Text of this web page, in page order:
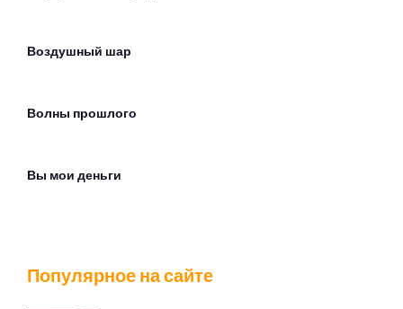
Воздушный шар
Волны прошлого
Вы мои деньги
Популярное на сайте